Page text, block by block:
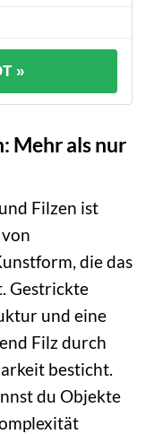
»
Mehr als nur
Filzen ist
die das
Gestrickte
und eine
Filz durch
besticht.
du Objekte